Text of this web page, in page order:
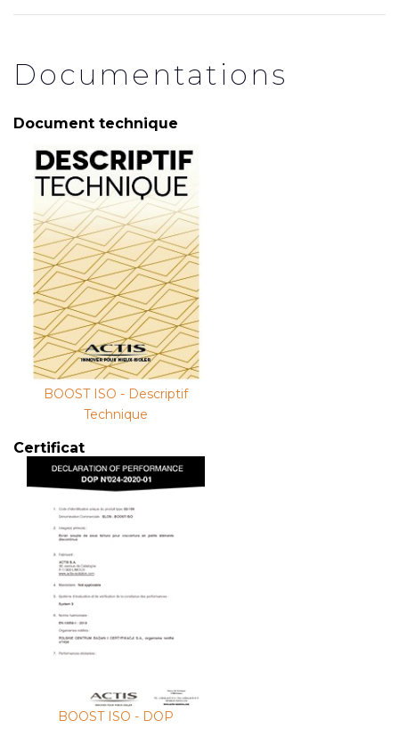
Documentations
Document technique
BOOST ISO - Descriptif
Technique
Certificat
BOOST ISO - DOP